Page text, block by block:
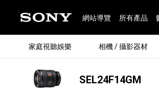
網站導覽 所有產品
家庭視聽娛樂 相機 / 攝影器材
SEL24F14GM